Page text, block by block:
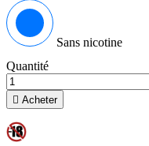
Sans nicotine
Quantité
 Acheter